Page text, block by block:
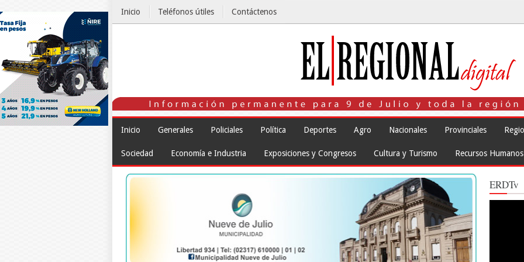
Inicio Teléfonos útiles Contáctenos
Inicio Generales Policiales Política Deportes Agro Nacionales Provinciales
Sociedad Economía e Industria Exposiciones y Congresos Cultura y Turismo Recursos Humanos
ERDTv